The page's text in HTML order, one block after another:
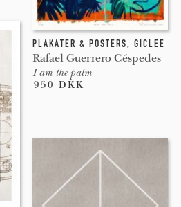
PLAKATER & POSTERS, GICLEE
Rafael Guerrero Céspedes
I am the palm
950 DKK